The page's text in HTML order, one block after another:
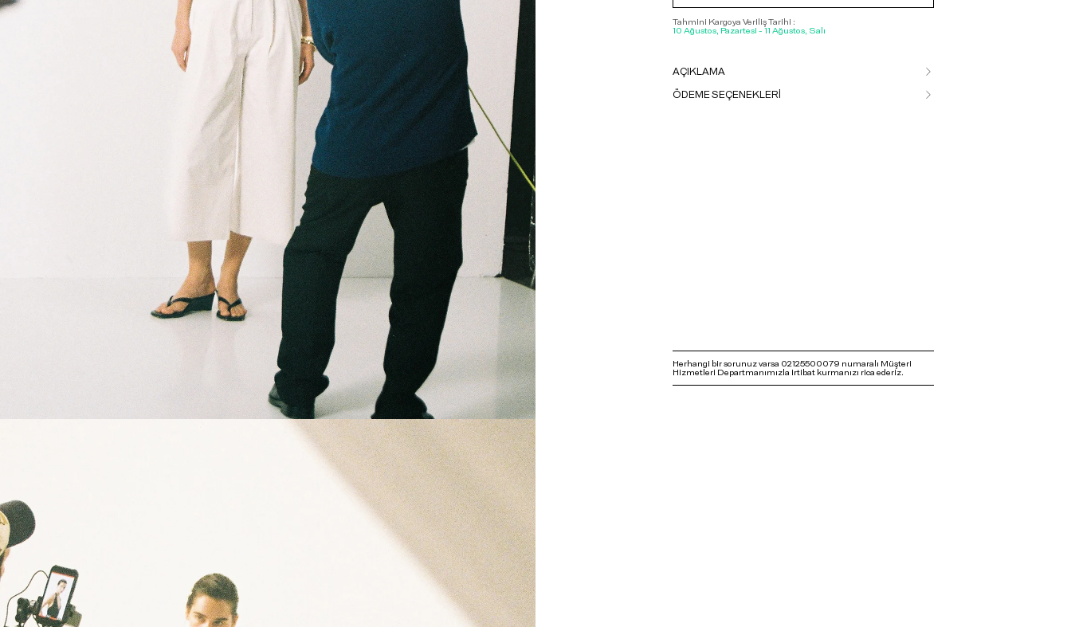
Tahmini Kargoya Veriliş Tarihi :
10 Ağustos, Pazartesi - 11 Ağustos, Salı
AÇIKLAMA
ÖDEME SEÇENEKLERİ
Herhangi bir sorunuz varsa 02125500079 numaralı Müşteri
Hizmetleri Departmanımızla irtibat kurmanızı rica ederiz.